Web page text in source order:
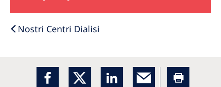
Nostri Centri Dialisi